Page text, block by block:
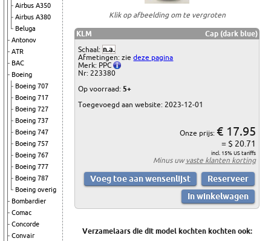
Airbus A350
Airbus A380
Beluga
Antonov
ATR
BAC
Boeing
Boeing 707
Boeing 717
Boeing 727
Boeing 737
Boeing 747
Boeing 757
Boeing 767
Boeing 777
Boeing 787
Boeing overig
Bombardier
Comac
Concorde
Convair
Klik op afbeelding om te vergroten
KLM
Cap (dark blue)
Schaal: n.a.
Afmetingen: ziedeze pagina
Merk: PPC
Nr: 223380
Op voorraad:5+
Toegevoegd aan website: 2023-12-01
Onze prijs: € 17.95
= $ 20.71
incl. 15% US tariffs
Minus uwvaste klanten korting
Verzamelaars die dit model kochten kochten ook: